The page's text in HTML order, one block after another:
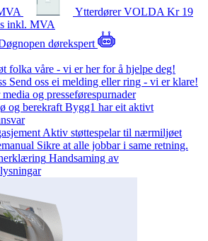
YtterdørerVOLDA Kr 19
inkl. MVA
dørekspert
folka våre - vi er her for å hjelpe deg!
Send oss ei melding eller ring - vi er klare!
og presseførespurnader
og berekraft Bygg1 har eit aktivt
Aktiv støttespelar til nærmiljøet
Sikre at alle jobbar i same retning.
Handsaming av